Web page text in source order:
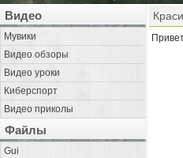
Видео
Мувики
Видео обзоры
Видео уроки
Киберспорт
Видео приколы
Файлы
Gui